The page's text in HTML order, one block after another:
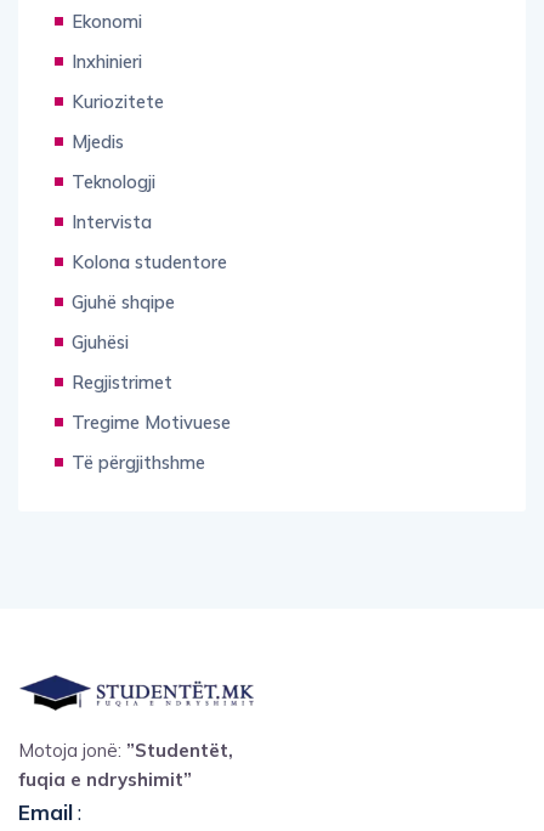
Ekonomi
Inxhinieri
Kuriozitete
Mjedis
Teknologji
Intervista
Kolona studentore
Gjuhë shqipe
Gjuhësi
Regjistrimet
Tregime Motivuese
Të përgjithshme
Motoja jonë: ”Studentët,
fuqia e ndryshimit”
Email: